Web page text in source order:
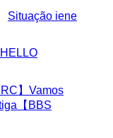
Situação iene
HELLO
IRC】Vamos
【BBS